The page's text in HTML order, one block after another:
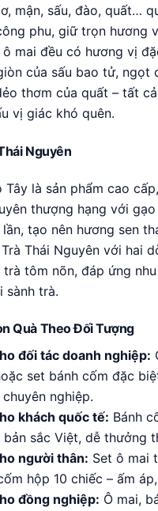
mận, sấu, đào, quất…
phu, giữ trọn hương
mai đều có hương vị
của sấu bao tử, ngọt
thơm của quất – tất
vị giác khó quên.
Nguyên
Tây là sản phẩm cao
thượng hạng với gạo
tạo nên hương sen
Thái Nguyên với hai
tôm nõn, đáp ứng
sành trà.
Quà Theo Đối Tượng
đối tác doanh nghiệp:
set bánh cốm đặc
nghiệp.
khách quốc tế: Bánh
bản sắc Việt, dễ thưởng
người thân: Set ô mai
hộp 10 chiếc – ấm
đồng nghiệp: Ô mai,